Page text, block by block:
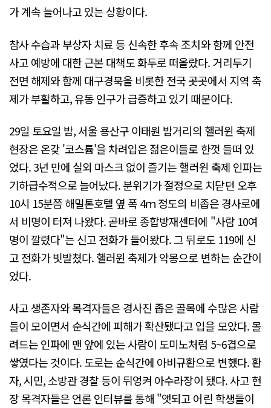
가 계속 늘어나고 있는 상황이다.
참사 수습과 부상자 치료 등 신속한 후속 조치와 함께 안전
사고 예방에 대한 근본 대책도 화두로 떠올랐다. 거리두기
전면 해제와 함께 대구경북을 비롯한 전국 곳곳에서 지역 축
제가 부활하고, 유동 인구가 급증하고 있기 때문이다.
29일 토요일 밤, 서울 용산구 이태원 밤거리의 핼러윈 축제
현장은 온갖 '코스튬'을 차려입은 젊은이들로 한껏 들떠 있
었다. 3년 만에 실외 마스크 없이 즐기는 핼러윈 축제 인파는
기하급수적으로 늘어났다. 분위기가 절정으로 치닫던 오후
10시 15분쯤 해밀톤호텔 옆 폭 4ｍ 정도의 비좁은 경사로에
서 비명이 터져 나왔다. 곧바로 종합방재센터에 "사람 10여
명이 깔렸다"는 신고 전화가 들어왔다. 그 뒤로도 119에 신
고 전화가 빗발쳤다. 핼러윈 축제가 악몽으로 변하는 순간이
었다.
사고 생존자와 목격자들은 경사진 좁은 골목에 수많은 사람
들이 모이면서 순식간에 피해가 확산됐다고 입을 모았다. 몰
려드는 인파에 맨 앞에 있는 사람이 도미노처럼 5~6겹으로
쌓였다는 것이다. 도로는 순식간에 아비규환으로 변했다. 환
자, 시민, 소방관 경찰 등이 뒤엉켜 아수라장이 됐다. 사고 현
장 목격자들은 언론 인터뷰를 통해 "앳되고 어린 학생들이